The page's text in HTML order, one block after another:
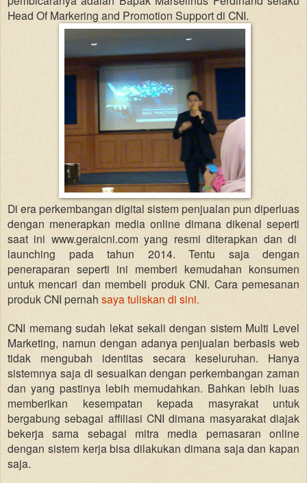
Head Of Markering and Promotion Support di CNI.
Di era perkembangan digital sistem penjualan pun diperluas
dengan menerapkan media online dimana dikenal seperti
saat ini www.geraicni.com yang resmi diterapkan dan di
launching pada tahun 2014. Tentu saja dengan
peneraparan seperti ini memberi kemudahan konsumen
untuk mencari dan membeli produk CNI. Cara pemesanan
produk CNI pernah saya tuliskan di sini.
CNI memang sudah lekat sekali dengan sistem Multi Level
Marketing, namun dengan adanya penjualan berbasis web
tidak mengubah identitas secara keseluruhan. Hanya
sistemnya saja di sesuaikan dengan perkembangan zaman
dan yang pastinya lebih memudahkan. Bahkan lebih luas
memberikan kesempatan kepada masyrakat untuk
bergabung sebagai affiliasi CNI dimana masyarakat diajak
bekerja sama sebagai mitra media pemasaran online
dengan sistem kerja bisa dilakukan dimana saja dan kapan
saja.